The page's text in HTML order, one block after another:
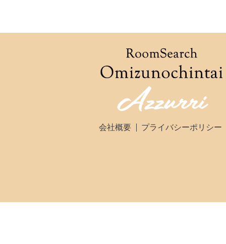
会社概要 プライバシーポリシー